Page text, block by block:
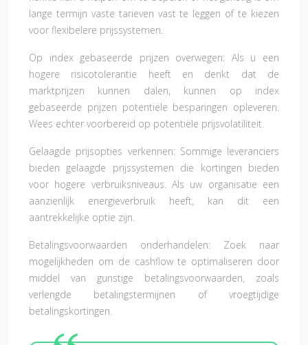
lange termijn vaste tarieven vast te leggen of te kiezen
voor flexibelere prijssystemen.
Op index gebaseerde prijzen overwegen: Als u een
hogere risicotolerantie heeft en denkt dat de
marktprijzen kunnen dalen, kunnen op index
gebaseerde prijzen potentiële besparingen opleveren.
Wees echter voorbereid op potentiële prijsvolatiliteit.
Gelaagde prijsopties verkennen: Sommige leveranciers
bieden gelaagde prijssystemen die kortingen bieden
voor hogere verbruiksniveaus. Als uw organisatie een
aanzienlijk energieverbruik heeft, kan dit een
aantrekkelijke optie zijn.
Betalingsvoorwaarden onderhandelen: Zoek naar
mogelijkheden om de cashflow te optimaliseren door
middel van gunstige betalingsvoorwaarden, zoals
verlengde betalingstermijnen of vroegtijdige
betalingskortingen.